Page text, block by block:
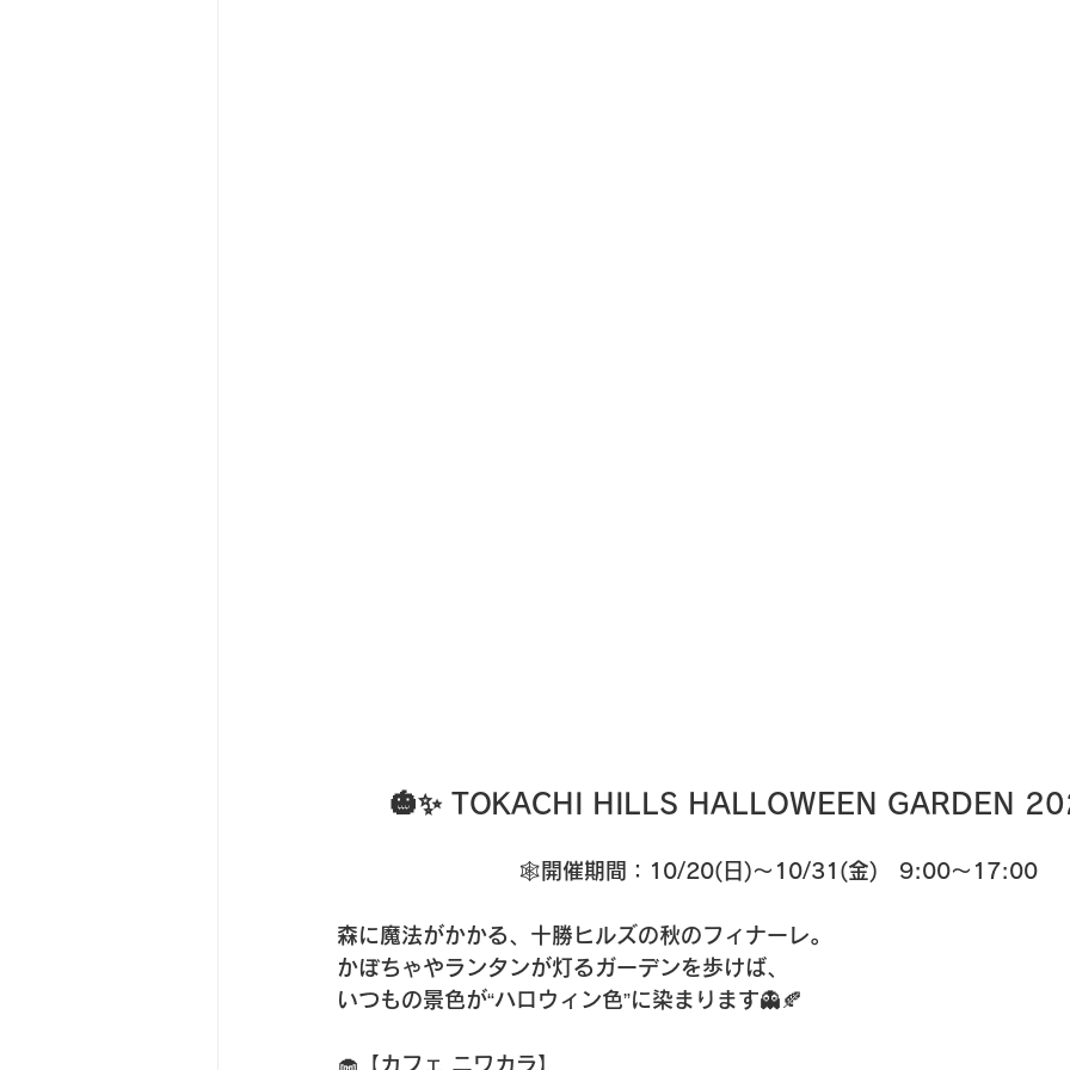
🎃✨ TOKACHI HILLS HALLOWEEN GARDEN
🕸️開催期間：10/20(日)～10/31(金)　9:00～17:00
森に魔法がかかる、十勝ヒルズの秋のフィナーレ。
かぼちゃやランタンが灯るガーデンを歩けば、
いつもの景色が“ハロウィン色”に染まります👻🍂
🧁【カフェ ニワカラ】